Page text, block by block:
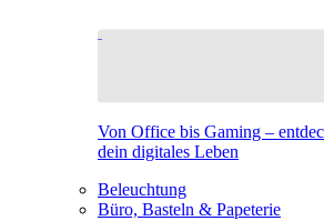
Von Office bis Gaming –
dein digitales Leben
Beleuchtung
Büro, Basteln & Papeterie